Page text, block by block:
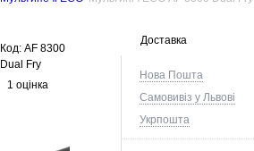
Доставка
Нова Пошта
Самовивіз у Львові
Укрпошта
Код: AF 8300
Dual Fry
1 оцінка